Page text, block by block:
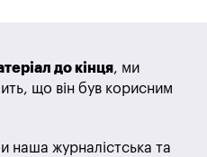
до кінця, ми
що він був корисним
журналістська та